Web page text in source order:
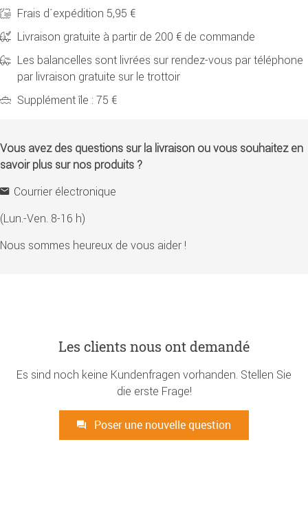
Frais d´expédition 5,95 €
Livraison gratuite à partir de 200 € de commande
Les balancelles sont livrées sur rendez-vous par téléphone
par livraison gratuite sur le trottoir
Supplément île : 75 €
Vous avez des questions sur la livraison ou vous souhaitez en
savoir plus sur nos produits ?
Courrier électronique
(Lun.-Ven. 8-16 h)
Nous sommes heureux de vous aider !
Les clients nous ont demandé
Es sind noch keine Kundenfragen vorhanden. Stellen Sie
die erste Frage!
Poser une nouvelle question